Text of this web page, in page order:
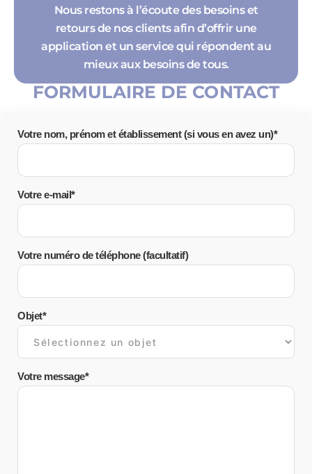
Nous restons à l’écoute des besoins et
retours de nos clients afin d’offrir une
application et un service qui répondent au
mieux aux besoins de tous.
FORMULAIRE DE CONTACT
Votre nom, prénom et établissement (si vous en avez un)*
Votre e-mail*
Votre numéro de téléphone (facultatif)
Objet*
Votre message*